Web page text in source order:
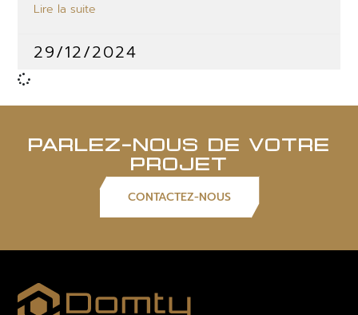
Lire la suite
29/12/2024
PARLEZ-NOUS DE VOTRE
PROJET
CONTACTEZ-NOUS